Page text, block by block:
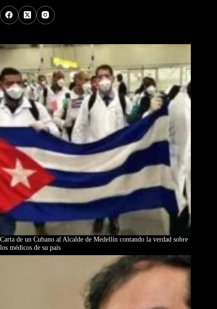
Carta de un Cubano al Alcalde de Medellín contando la verdad sobre
los médicos de su país